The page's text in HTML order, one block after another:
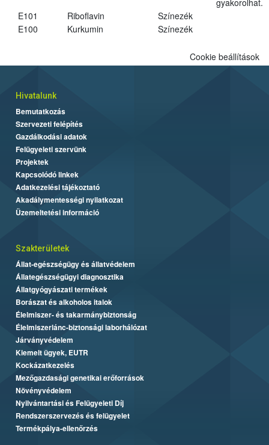
E101
Riboflavin
Színezék
E100
Kurkumin Színezék
Cookie beállítások
Hivatalunk
Bemutatkozás
Szervezeti felépítés
Gazdálkodási adatok
Felügyeleti szervünk
Projektek
Kapcsolódó linkek
Adatkezelési tájékoztató
Akadálymentességi nyilatkozat
Üzemeltetési információ
Szakterületek
Állat-egészségügy és állatvédelem
Állategészségügyi diagnosztika
Állatgyógyászati termékek
Borászat és alkoholos italok
Élelmiszer- és takarmánybiztonság
Élelmiszerlánc-biztonsági laborhálózat
Járványvédelem
Kiemelt ügyek, EUTR
Kockázatkezelés
Mezőgazdasági genetikai erőforrások
Növényvédelem
Nyilvántartási és Felügyeleti Díj
Rendszerszervezés és felügyelet
Termékpálya-ellenőrzés